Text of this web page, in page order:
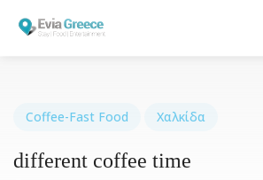
Τοποθεσία
Coffee-Fast Food Χαλκίδα
different coffee time